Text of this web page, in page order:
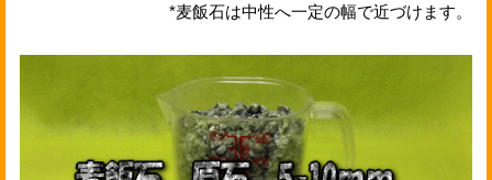
*麦飯石は中性へ一定の幅で近づけます。